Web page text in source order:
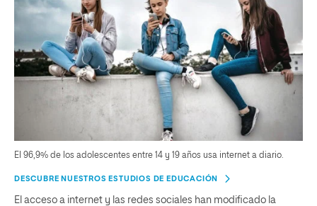
El 96,9% de los adolescentes entre 14 y 19 años usa internet a diario.
DESCUBRE NUESTROS ESTUDIOS DE EDUCACIÓN
El acceso a internet y las redes sociales han modificado la